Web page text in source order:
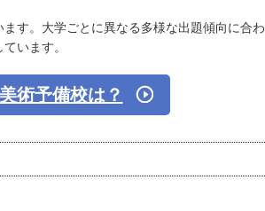
す。大学ごとに異なる多様な出題傾向に合わ
います。
術予備校は？